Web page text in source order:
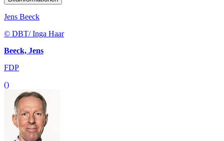
Jens Beeck
© DBT/ Inga Haar
Beeck, Jens
FDP
()